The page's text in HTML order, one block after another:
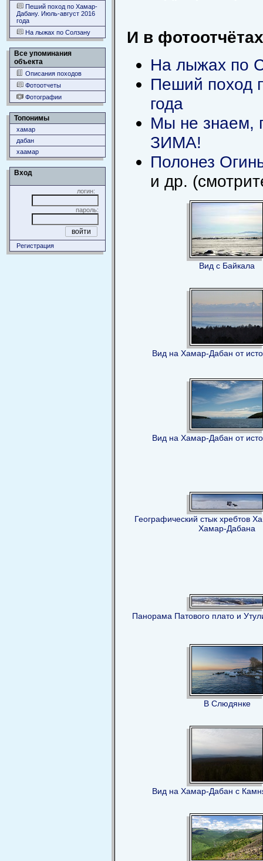
Пеший поход по Хамар-
Дабану. Июль-август 2016
года
На лыжах по Солзану
Все упоминания
объекта
Описания походов
Фотоотчеты
Фотографии
Топонимы
хамар
дабан
хаамар
Вход
логин:
пароль:
Регистрация
И в
На лыжах по
Пеший поход
года
Мы не знаем,
ЗИМА!
Полонез
и др.
Вид с Байкала
Вид на Хамар-Дабан от
Вид на Хамар-Дабан от
Географический стык хребтов
Хамар-Дабана
Панорама Патового плато и
В Слюдянке
Вид на Хамар-Дабан с